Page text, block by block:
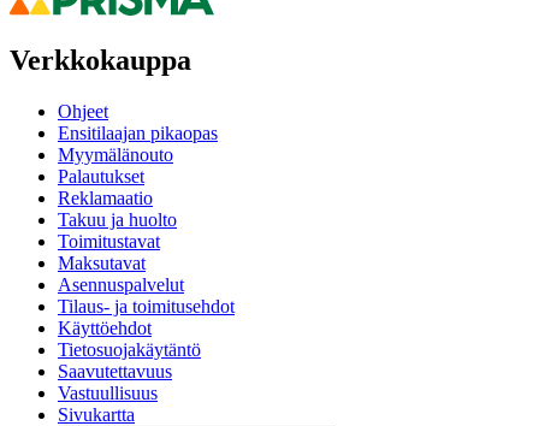
Verkkokauppa
Ohjeet
Ensitilaajan pikaopas
Myymälänouto
Palautukset
Reklamaatio
Takuu ja huolto
Toimitustavat
Maksutavat
Asennuspalvelut
Tilaus- ja toimitusehdot
Käyttöehdot
Tietosuojakäytäntö
Saavutettavuus
Vastuullisuus
Sivukartta